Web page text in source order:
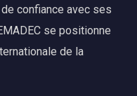
confiance avec ses
se positionne
de la